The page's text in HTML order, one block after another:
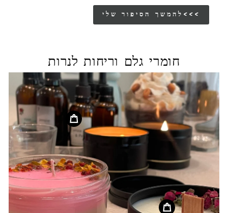
להמשך הסיפור שלי<<<
חומרי גלם וריחות לנרות